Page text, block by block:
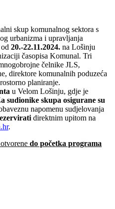
skup komunalnog sektora s
urbanizma i upravljanja
20.-22.11.2024. na Lošinju
časopisa Komunal. Tri
čelnike JLS,
direktore komunalnih poduzeća
planiranje.
u Velom Lošinju, gdje je
sudionike skupa osigurane su
napomenu sudjelovanja
direktnim upitom na
.
do početka programa